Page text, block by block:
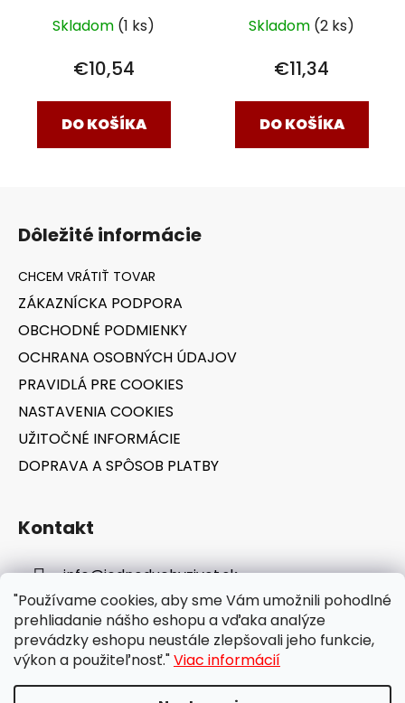
"Používame cookies, aby sme Vám umožnili pohodlné
prehliadanie nášho eshopu a vďaka analýze
prevádzky eshopu neustále zlepšovali jeho funkcie,
výkon a použiteľnosť."Viac informácií
Skladom (1 ks)
€10,54
DO KOŠÍKA
Skladom (2 ks)
€11,34
DO KOŠÍKA
Dôležité informácie
ZÁKAZNÍCKA PODPORA
OBCHODNÉ PODMIENKY
OCHRANA OSOBNÝCH ÚDAJOV
PRAVIDLÁ PRE COOKIES
NASTAVENIA COOKIES
UŽITOČNÉ INFORMÁCIE
DOPRAVA A SPÔSOB PLATBY
Kontakt
info@jednoduchyzivot.sk
E-shop: 0948 647 767